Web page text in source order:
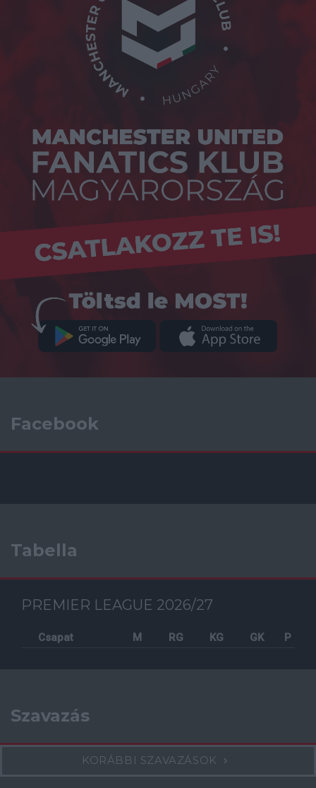
Facebook
Tabella
PREMIER LEAGUE 2026/27
Csapat M RG KG GK P
Szavazás
KORÁBBI SZAVAZÁSOK